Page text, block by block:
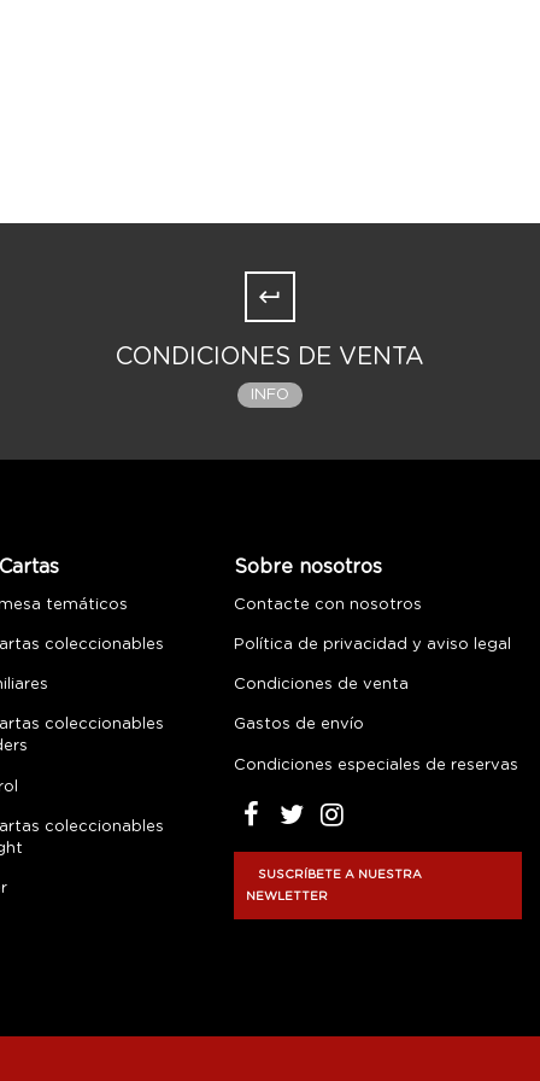
CONDICIONES DE VENTA
INFO
temáticos
coleccionables
coleccionables
coleccionables
Sobre nosotros
Contacte con nosotros
Política de privacidad y aviso legal
Condiciones de venta
Gastos de envío
Condiciones especiales de reservas
SUSCRÍBETE A NUESTRA
NEWLETTER